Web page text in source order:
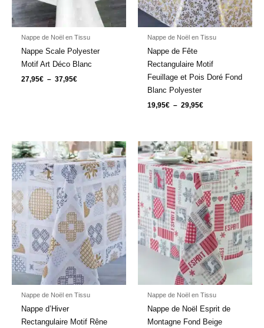
Nappe de Noël en Tissu
Nappe Scale Polyester
Motif Art Déco Blanc
27,95€ – 37,95€
Nappe de Noël en Tissu
Nappe de Fête
Rectangulaire Motif
Feuillage et Pois Doré Fond
Blanc Polyester
19,95€ – 29,95€
Nappe de Noël en Tissu
Nappe d’Hiver
Rectangulaire Motif Rêne
Plage
de
prix :
22,95€
32,95€
Nappe de Noël en Tissu
Nappe de Noël Esprit de
Montagne Fond Beige
Plage
de
prix :
23,95€
à
33,95€